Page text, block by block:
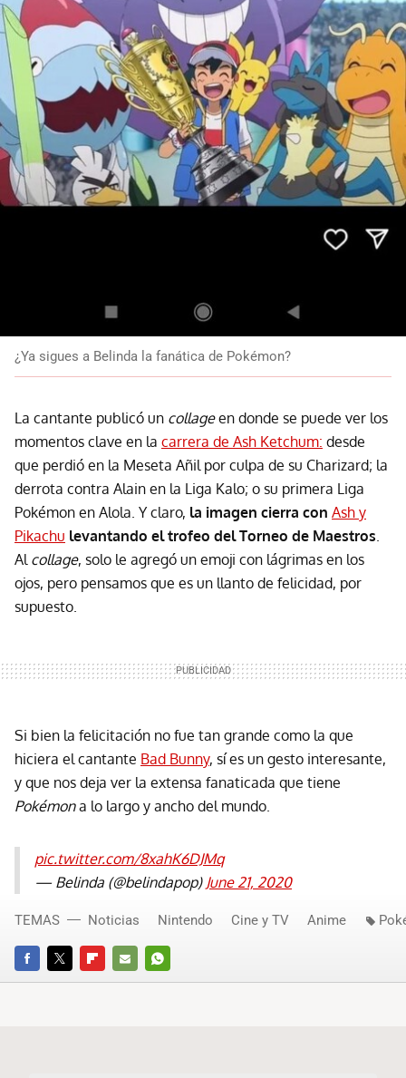
¿Ya sigues a Belinda la fanática de Pokémon?
La cantante publicó un collageen donde se puede ver los
momentos clave en la carrera de Ash Ketchum: desde
que perdió en la Meseta Añil por culpa de su Charizard; la
derrota contra Alain en la Liga Kalo; o su primera Liga
Pokémon en Alola. Y claro, la imagen cierra con Ash y
Pikachu levantando el trofeo del Torneo de Maestros.
Al collage, solo le agregó un emoji con lágrimas en los
ojos, pero pensamos que es un llanto de felicidad, por
supuesto.
Si bien la felicitación no fue tan grande como la que
hiciera el cantante Bad Bunny, sí es un gesto interesante,
y que nos deja ver la extensa fanaticada que tiene
Pokémona lo largo y ancho del mundo.
pic.twitter.com/8xahK6DJMq
— Belinda (@belindapop) June 21, 2020
FACEBOOKTWITTERFLIPBOARD
E-
WHATSAPP
TEMAS Noticias Nintendo Cine y TV Anime